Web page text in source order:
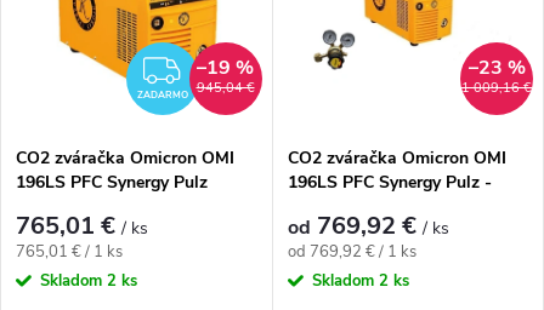
ZADARMO
ZADARMO 945,04 €
–19 %
CO2 zváračka Omicron OMI
196LS PFC Synergy Pulz
765,01 €/ ks
Jednotková cena:
765,01 € / 1 ks
Skladom 2 ks
1 009,16 €
–23 %
CO2 zváračka Omicron OMI
196LS PFC Synergy Pulz -
od 769,92 €/ ks
Jednotková cena:
od 769,92 € / 1 ks
Skladom 2 ks